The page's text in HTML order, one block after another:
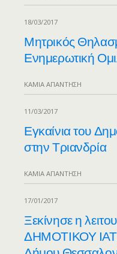
18/03/2017
Μητρικός
Ενημερωτική
ΚΑΜΊΑ ΑΠΆΝΤΗΣΗ
11/03/2017
Εγκαίνια του
στην Τριανδρία
ΚΑΜΊΑ ΑΠΆΝΤΗΣΗ
17/01/2017
Ξεκίνησε η
ΔΗΜΟΤΙΚΟΥ